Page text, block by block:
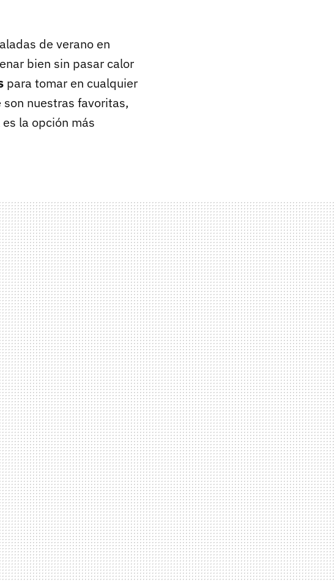
de verano en
bien sin pasar calor
para tomar en cualquier
nuestras favoritas,
la opción más